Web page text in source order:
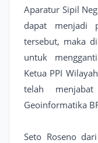
Aparatur Sipil
dapat menjadi
tersebut, maka
untuk
Ketua PPI
telah
Geoinformatika
Seto Roseno